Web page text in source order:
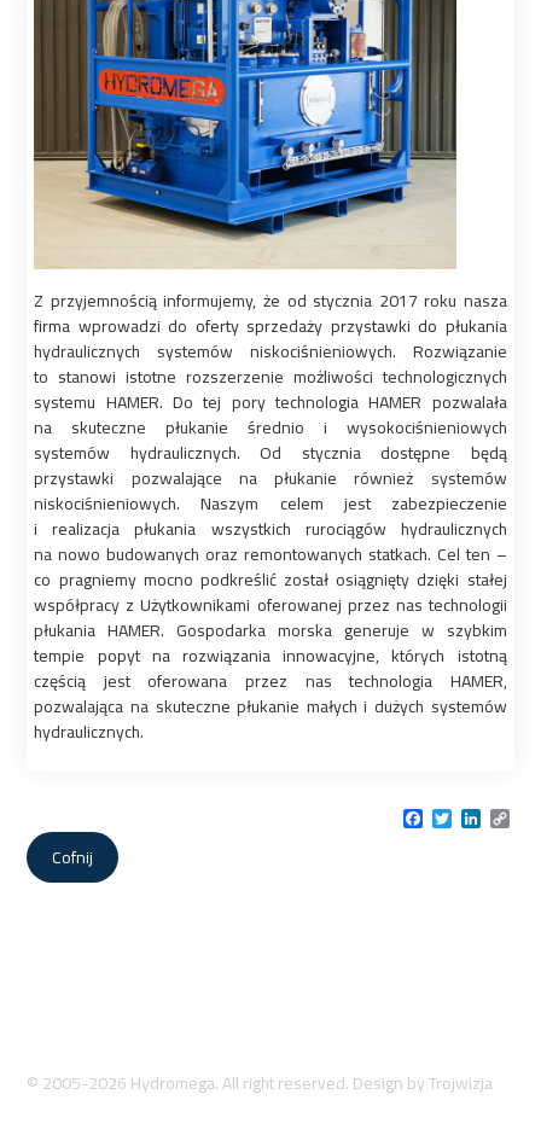
Z przyjemnością informujemy, że od stycznia 2017 roku nasza
firma wprowadzi do oferty sprzedaży przystawki do płukania
hydraulicznych systemów niskociśnieniowych. Rozwiązanie
to stanowi istotne rozszerzenie możliwości technologicznych
systemu HAMER. Do tej pory technologia HAMER pozwalała
na skuteczne płukanie średnio i wysokociśnieniowych
systemów hydraulicznych. Od stycznia dostępne będą
przystawki pozwalające na płukanie również systemów
niskociśnieniowych. Naszym celem jest zabezpieczenie
i realizacja płukania wszystkich rurociągów hydraulicznych
na nowo budowanych oraz remontowanych statkach. Cel ten –
co pragniemy mocno podkreślić został osiągnięty dzięki stałej
współpracy z Użytkownikami oferowanej przez nas technologii
płukania HAMER. Gospodarka morska generuje w szybkim
tempie popyt na rozwiązania innowacyjne, których istotną
częścią jest oferowana przez nas technologia HAMER,
pozwalająca na skuteczne płukanie małych i dużych systemów
hydraulicznych.
Facebook
Twitter
Link
Cofnij
© 2005-2026 Hydromega. All right reserved. Design byTrojwizja